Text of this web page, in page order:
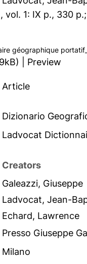
vol. 1: IX p., 330
géographique
Preview
Article
Dizionario
Ladvocat
Creators
Galeazzi, Giuseppe
Ladvocat, Jean-
Echard, Lawrence
Presso Giuseppe
Milano